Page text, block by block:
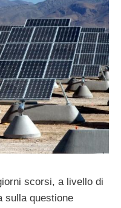
scorsi, a livello di
sulla questione